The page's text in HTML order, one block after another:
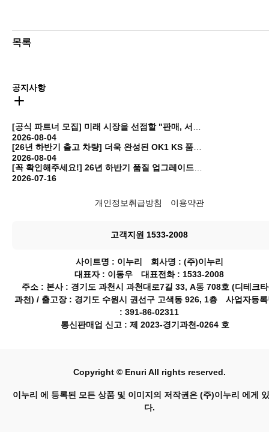
목록
공지사항
2026-08-04
2026-08-04
2026-07-16
개인정보취급방침 이용약관
고객지원 1533-2008
사이트명 : 이누리 회사명 : (주)이누리
대표자 : 이동우 대표전화 : 1533-2008
주소 : 본사 : 경기도 과천시 과천대로7길 33, A동 708호 (디테크
과천) / 출고장 : 경기도 수원시 권선구 고색동 926, 1층 사업자등록
: 391-86-02311
통신판매업 신고 : 제 2023-경기과천-0264 호
Copyright © Enuri All rights reserved.
이누리 에 등록된 모든 상품 및 이미지의 저작권은 (주)이누리 에게
다.